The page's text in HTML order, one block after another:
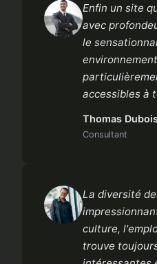
Enfin un site
avec
le
accessibles à
Thomas
Consultant
La diversité
culture,
trouve